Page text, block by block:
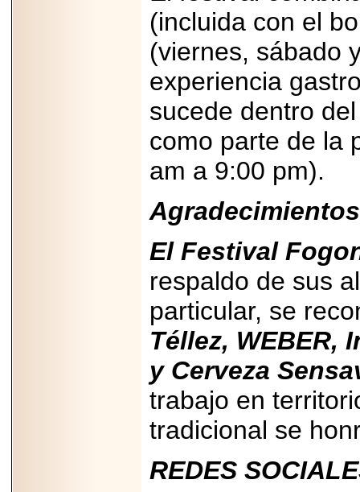
(incluida con el
(viernes, sábado
experiencia
sucede dentro
como parte de la
am a 9:00 pm).
Agradecimientos
El Festival
respaldo de sus
particular, se
Téllez, WEBER,
y Cerveza
trabajo en
tradicional se
REDES